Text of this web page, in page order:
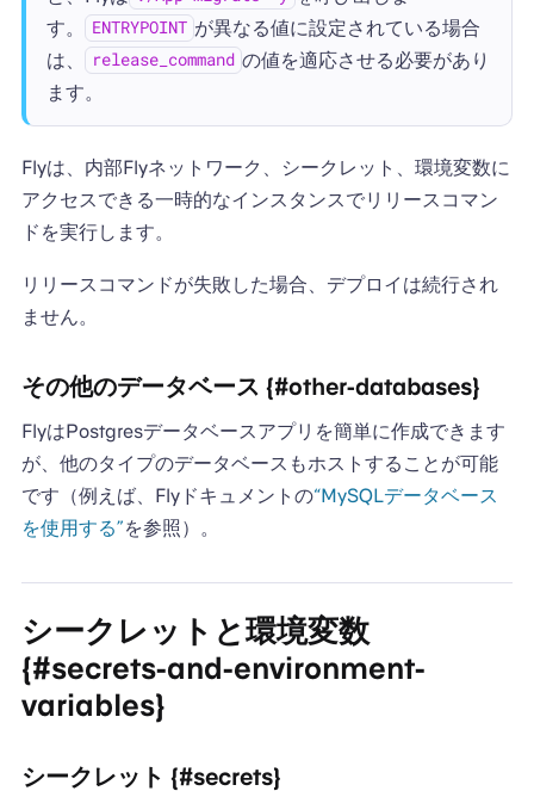
す。
ENTRYPOINT が異なる値に設定されている場合
は、
release_command の値を適応させる必要があり
ます。
Flyは、内部Flyネットワーク、シークレット、環境変数に
アクセスできる一時的なインスタンスでリリースコマン
ドを実行します。
リリースコマンドが失敗した場合、デプロイは続行され
ません。
その他のデータベース {#other-databases}
FlyはPostgresデータベースアプリを簡単に作成できます
が、他のタイプのデータベースもホストすることが可能
です（例えば、Flyドキュメントの“MySQLデータベース
を使用する”を参照）。
シークレットと環境変数
{#secrets-and-environment-
variables}
シークレット {#secrets}